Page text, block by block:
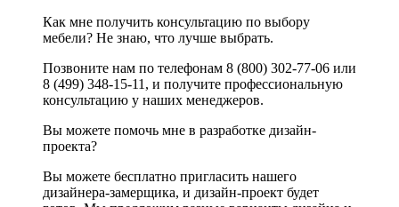
Как мне получить консультацию по выбору
мебели? Не знаю, что лучше выбрать.
Позвоните нам по телефонам 8 (800) 302-77-06 или
8 (499) 348-15-11, и получите профессиональную
консультацию у наших менеджеров.
Вы можете помочь мне в разработке дизайн-
проекта?
Вы можете бесплатно пригласить нашего
дизайнера-замерщика, и дизайн-проект будет